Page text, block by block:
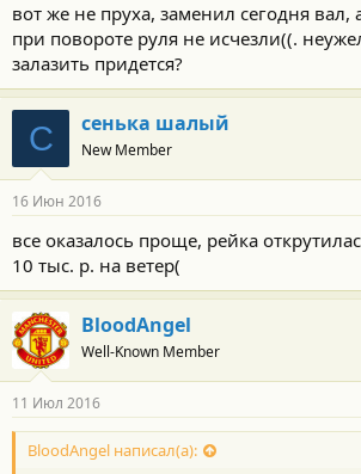
вот же не пруха, заменил сегодня вал,
при повороте руля не исчезли((.
залазить придется?
С сенька шалый
New Member
16 Июн 2016
все оказалось проще, рейка
10 тыс. р. на ветер(
BloodAngel
Well-Known Member
11 Июл 2016
BloodAngel написал(а):